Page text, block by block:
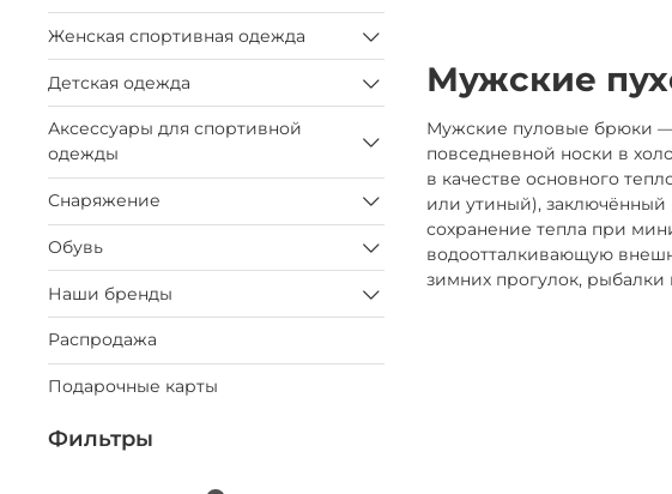
Мужские
Мужские пуловые брюки —
повседневной носки в
в качестве основного
или утиный), заключённый
сохранение тепла при
водоотталкивающую
зимних прогулок,
Женская спортивная одежда
Детская одежда
Аксессуары для спортивной
одежды
Снаряжение
Обувь
Наши бренды
Распродажа
Подарочные карты
Фильтры